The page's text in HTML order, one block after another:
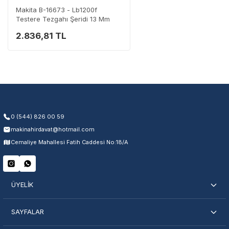
Garanti Kapsamı
Servisi Nasıl Bulurum?
Makita B-16673 - Lb1200f
Testere Tezgahı Şeridi 13 Mm
2.836,81 TL
0 (544) 826 00 59
makinahirdavat@hotmail.com
Cemaliye Mahallesi Fatih Caddesi No:18/A
ÜYELİK
SAYFALAR